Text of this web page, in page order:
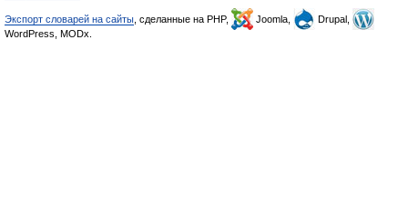
Экспорт словарей на сайты , сделанные на PHP, Joomla,
Drupal,
WordPress, MODx.